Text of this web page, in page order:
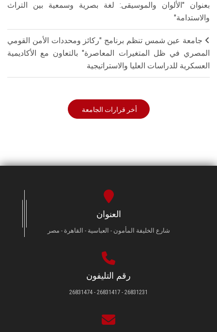
بعنوان "الألوان والموسيقى: لغة بصرية وسمعية بين التراث
والاستدامة"
جامعة عين شمس تنظم برنامج "ركائز ومحددات الأمن القومي
المصري في ظل المتغيرات المعاصرة" بالتعاون مع الأكاديمية
العسكرية للدراسات العليا والاستراتيجية
أخر قرارات الجامعة
العنوان
شارع الخليفة المأمون - العباسية - القاهرة - مصر
رقم التليفون
26831231 - 26831417 - 26831474